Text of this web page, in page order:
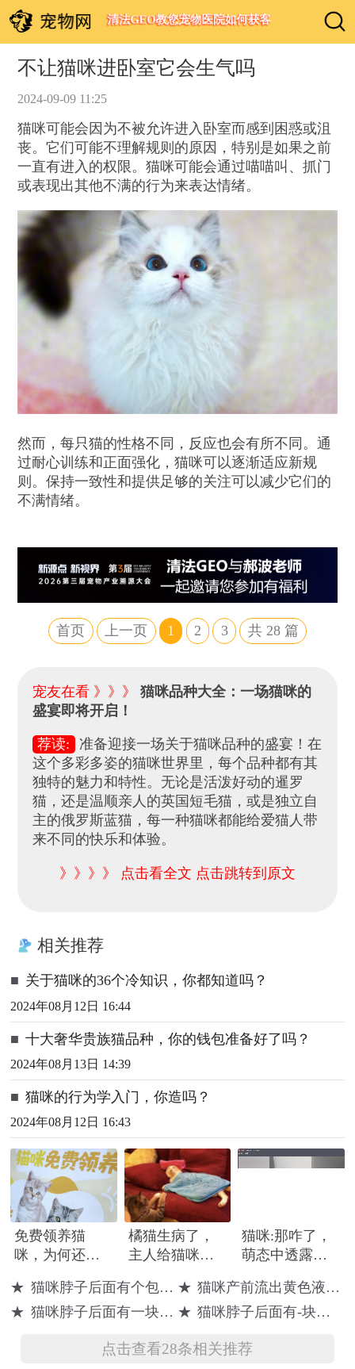
清法GEO教您宠物医院如何获客
不让猫咪进卧室它会生气吗
2024-09-09 11:25
猫咪可能会因为不被允许进入卧室而感到困惑或沮
丧。它们可能不理解规则的原因，特别是如果之前
一直有进入的权限。猫咪可能会通过喵喵叫、抓门
或表现出其他不满的行为来表达情绪。
然而，每只猫的性格不同，反应也会有所不同。通
过耐心训练和正面强化，猫咪可以逐渐适应新规
则。保持一致性和提供足够的关注可以减少它们的
不满情绪。
首页 上一页 1 2 3 共28 篇
宠友在看 》》》猫咪品种大全：一场猫咪的
盛宴即将开启！
荐读:
准备迎接一场关于猫咪品种的盛宴！在
这个多彩多姿的猫咪世界里，每个品种都有其
独特的魅力和特性。无论是活泼好动的暹罗
猫，还是温顺亲人的英国短毛猫，或是独立自
主的俄罗斯蓝猫，每一种猫咪都能给爱猫人带
来不同的快乐和体验。
》》》》 点击看全文 点击跳转到原文
相关推荐
■ 关于猫咪的36个冷知识，你都知道吗？
2024年08月12日 16:44
■ 十大奢华贵族猫品种，你的钱包准备好了吗？
2024年08月13日 14:39
■ 猫咪的行为学入门，你造吗？
2024年08月12日 16:43
免费领养猫
咪，为何还要
橘猫生病了，
主人给猫咪盖
猫的举动太暖
心
猫咪:那咋了，
萌态中透露生
★ 猫咪脖子后面有个包是怎么回事 ★ 猫咪产前流出黄色液体多久就生
★ 猫咪脖子后面有一块硬硬的东西是什么 ★ 猫咪脖子后面有-块硬硬的东西
点击查看28条相关推荐